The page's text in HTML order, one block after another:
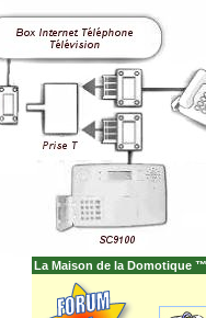
La Maison de la Domotique